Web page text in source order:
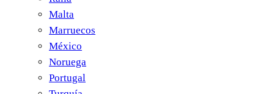
Malta
Marruecos
México
Noruega
Portugal